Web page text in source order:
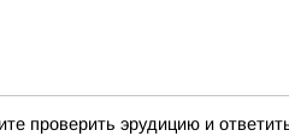
проверить эрудицию и